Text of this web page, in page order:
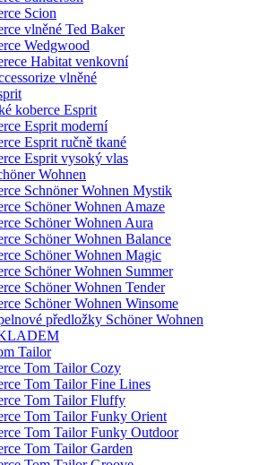
Scion
vlněné Ted Baker
Wedgwood
Habitat venkovní
vlněné
koberce Esprit
Esprit moderní
Esprit ručně tkané
Esprit vysoký vlas
Wohnen
Schnöner Wohnen Mystik
Schöner Wohnen Amaze
Schöner Wohnen Aura
Schöner Wohnen Balance
Schöner Wohnen Magic
Schöner Wohnen Summer
Schöner Wohnen Tender
Schöner Wohnen Winsome
předložky Schöner Wohnen
Tailor
Tom Tailor Cozy
Tom Tailor Fine Lines
Tom Tailor Fluffy
Tom Tailor Funky Orient
Tom Tailor Funky Outdoor
Tom Tailor Garden